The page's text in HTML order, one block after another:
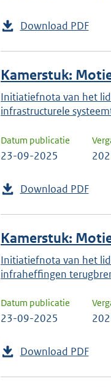
Download PDF
Kamerstuk:
Initiatiefnota van het
infrastructurele
Datum publicatie
23-09-2025
Download PDF
Kamerstuk:
Initiatiefnota van het
infraheffingen
Datum publicatie
23-09-2025
Download PDF